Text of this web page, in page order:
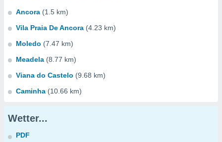
Ancora (1.5 km)
Vila Praia De Ancora (4.23 km)
Moledo (7.47 km)
Meadela (8.77 km)
Viana do Castelo (9.68 km)
Caminha (10.66 km)
Wetter...
PDF